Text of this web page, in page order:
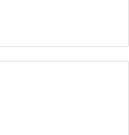
का लाभ,
का निर्माण
साथ, सबका